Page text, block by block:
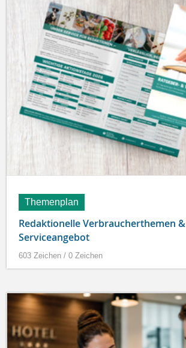
Themenplan
Redaktionelle Verbraucherthemen &
Serviceangebot
603 Zeichen / 0 Zeichen